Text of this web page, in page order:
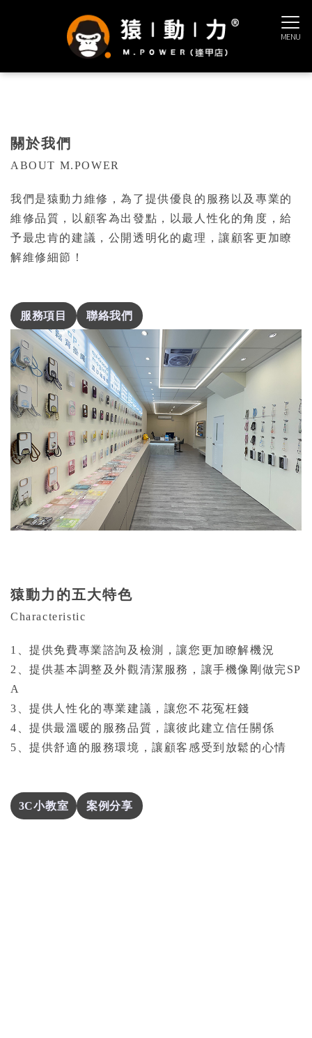
關於我們
ABOUT M.POWER
我們是猿動力維修，為了提供優良的服務以及專業的
維修品質，以顧客為出發點，以最人性化的角度，給
予最忠肯的建議，公開透明化的處理，讓顧客更加瞭
解維修細節！
服務項目 聯絡我們
猿動力的五大特色
Characteristic
1、提供免費專業諮詢及檢測，讓您更加瞭解機況
2、提供基本調整及外觀清潔服務，讓手機像剛做完SP
A
3、提供人性化的專業建議，讓您不花冤枉錢
4、提供最溫暖的服務品質，讓彼此建立信任關係
5、提供舒適的服務環境，讓顧客感受到放鬆的心情
3C小教室 案例分享